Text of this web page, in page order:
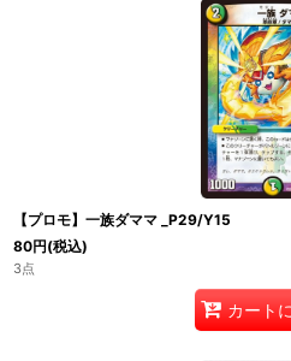
【プロモ】一族ダママ _P29/Y15
80円(税込)
3点
カート